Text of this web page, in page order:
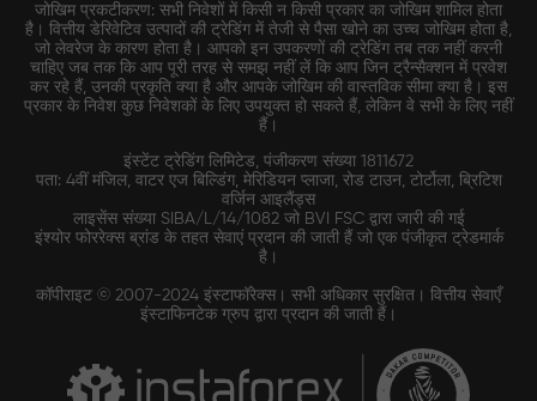
जोखिम प्रकटीकरण: सभी निवेशों में किसी न किसी प्रकार का जोखिम शामिल होता
है। वित्तीय डेरिवेटिव उत्पादों की ट्रेडिंग में तेजी से पैसा खोने का उच्च जोखिम होता है,
जो लेवरेज के कारण होता है। आपको इन उपकरणों की ट्रेडिंग तब तक नहीं करनी
चाहिए जब तक कि आप पूरी तरह से समझ नहीं लें कि आप जिन ट्रैन्सैक्शन में प्रवेश
कर रहे हैं, उनकी प्रकृति क्या है और आपके जोखिम की वास्तविक सीमा क्या है। इस
प्रकार के निवेश कुछ निवेशकों के लिए उपयुक्त हो सकते हैं, लेकिन वे सभी के लिए नहीं
हैं।
इंस्टेंट ट्रेडिंग लिमिटेड, पंजीकरण संख्या 1811672
पता: 4वीं मंजिल, वाटर एज बिल्डिंग, मेरिडियन प्लाजा, रोड टाउन, टोर्टोला, ब्रिटिश
वर्जिन आइलैंड्स
लाइसेंस संख्या SIBA/L/14/1082 जो BVI FSC द्वारा जारी की गई
इंश्योर फोररेक्स ब्रांड के तहत सेवाएं प्रदान की जाती हैं जो एक पंजीकृत ट्रेडमार्क
है।
कॉपीराइट © 2007-2024 इंस्टाफॉरेक्स। सभी अधिकार सुरक्षित। वित्तीय सेवाएँ
इंस्टाफिनटेक ग्रुप द्वारा प्रदान की जाती हैं।